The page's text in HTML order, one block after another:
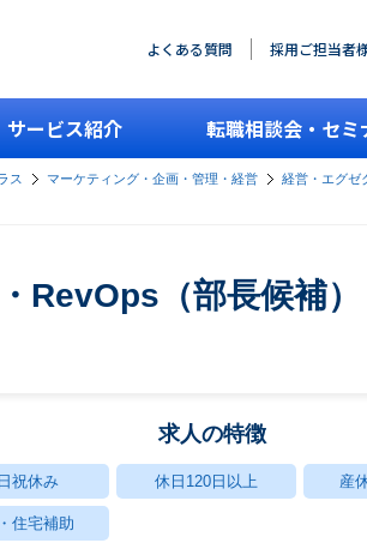
よくある質問 採用ご担当者
サービス紹介 転職相談会・セミ
ス マーケティング・企画・管理・経営 経営・エグゼ
RevOps（部長候補）
求人の特徴
祝休み 休日120日以上 産
住宅補助